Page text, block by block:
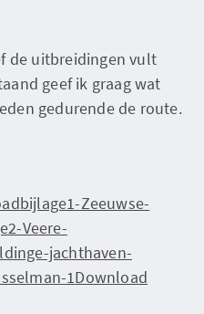
de uitbreidingen vult
geef ik graag wat
gedurende de route.
bijlage1-Zeeuwse-
Veere-
jachthaven-
1Download